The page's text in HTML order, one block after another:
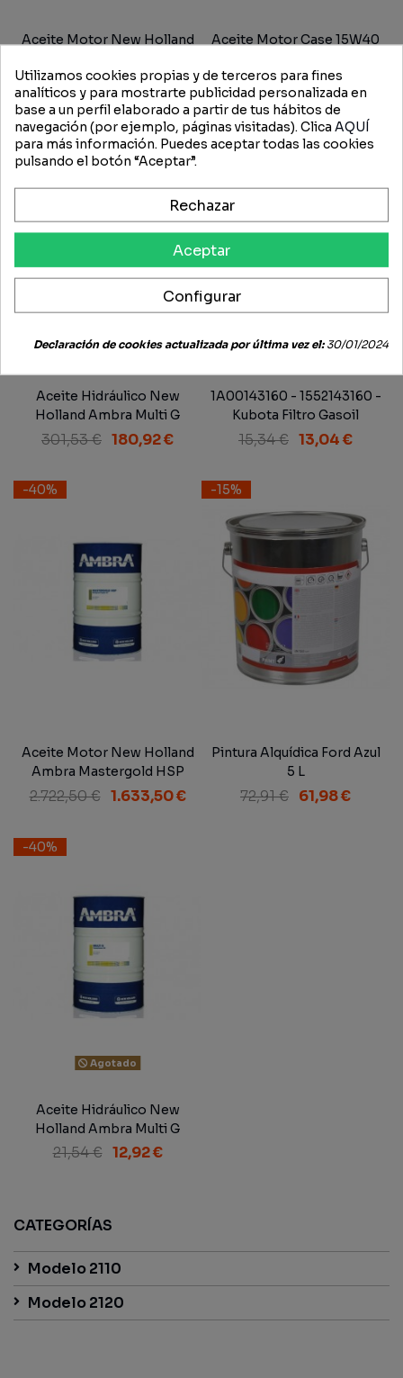
Aceite Motor New Holland
Multigrade Engine Oil SAE
15W-40 NH 330 H...
78,34 € 47,01 €
Aceite Motor Case 15W40
71,87 € 43,12 €
-40%
Aceite Hidráulico New
Holland Ambra Multi G
Transmission Oil SAE 10W-
30 NH-410 B 20 L
301,53 € 180,92 €
-15%
1A00143160 - 1552143160 -
Kubota Filtro Gasoil
15,34 € 13,04 €
-40%
Aceite Motor New Holland
Ambra Mastergold HSP
Multigrade Engine Oil SAE
15W-40 NH 330 H...
2.722,50 € 1.633,50 €
-15%
Pintura Alquídica Ford Azul
5 L
72,91 € 61,98 €
-40%
Agotado
Aceite Hidráulico New
Holland Ambra Multi G
Transmission Oil SAE 10W-
21,54 € 12,92 €
CATEGORÍAS
Modelo 2110
Modelo 2120
Utilizamos cookies propias y de terceros para fines
analíticos y para mostrarte publicidad personalizada en
base a un perfil elaborado a partir de tus hábitos de
navegación (por ejemplo, páginas visitadas). Clica AQUÍ
para más información. Puedes aceptar todas las cookies
pulsando el botón “Aceptar”.
Rechazar
Aceptar
Configurar
Declaración de cookies actualizada por última vez el:30/01/2024